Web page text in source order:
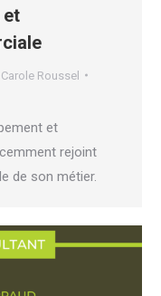
et
Carole Roussel
et
rejoint
de son métier.